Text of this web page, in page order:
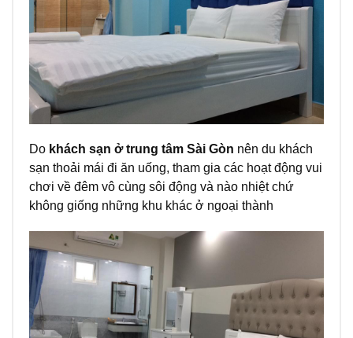
Do khách sạn ở trung tâm Sài Gòn nên du khách
sạn thoải mái đi ăn uống, tham gia các hoạt động vui
chơi về đêm vô cùng sôi động và nào nhiệt chứ
không giống những khu khác ở ngoại thành